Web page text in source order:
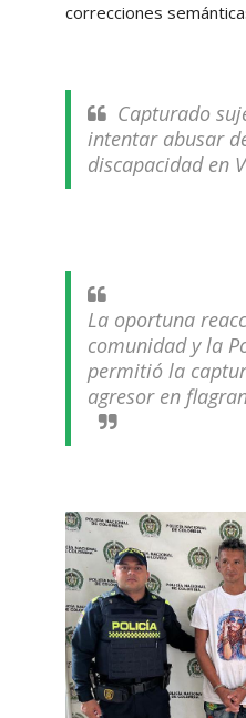
correcciones
Capturado
intentar abusar
discapacidad en
La oportuna
comunidad y la
permitió la
agresor en